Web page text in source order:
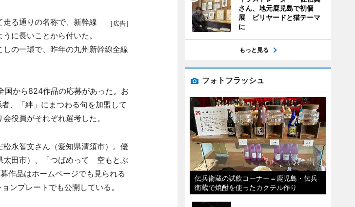
［広告］
る通りの名称で、新幹線
に長いことから付いた。
の一環で、昨年の九州新幹線全線
から824作品の応募があった。お
、「絆」にまつわる句を加盟して
役員がそれぞれ選考した。
永智文さん（愛知県清須市）。優
田市）、「つばめって 空もとぶ
作品はホームページでも見られる
ンプレートでも公開している。
さん、地元鹿児島で初個
展 ビリヤードと猫テーマ
に
もっと見る
フォトフラッシュ
伝兵衛蔵の試飲コーナー＝鹿児島・伝兵
衛蔵で焼酎を使ったカクテル作り